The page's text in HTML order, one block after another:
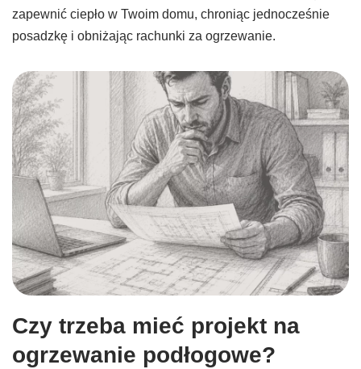
zapewnić ciepło w Twoim domu, chroniąc jednocześnie
posadzkę i obniżając rachunki za ogrzewanie.
Czy trzeba mieć projekt na
ogrzewanie podłogowe?